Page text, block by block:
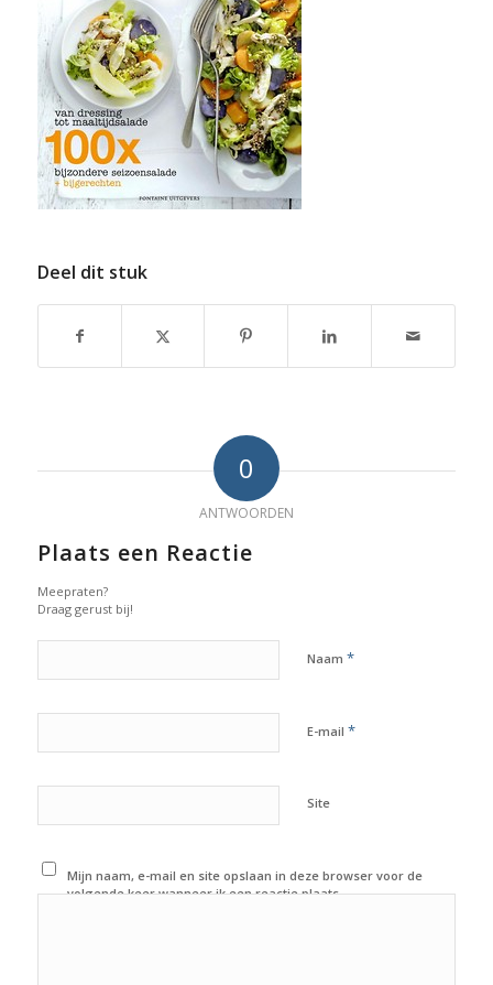
Deel dit stuk
0
ANTWOORDEN
Plaats een Reactie
Meepraten?
Draag gerust bij!
Naam *
E-mail *
Site
Mijn naam, e-mail en site opslaan in deze browser voor de
volgende keer wanneer ik een reactie plaats.